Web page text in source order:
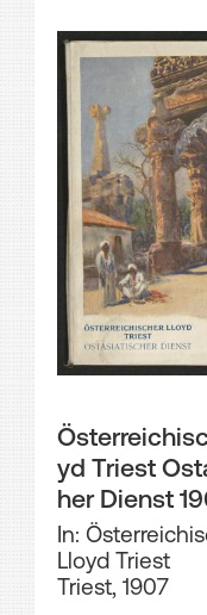
yd Triest
her Dienst
In:
Lloyd Triest
Triest, 1907